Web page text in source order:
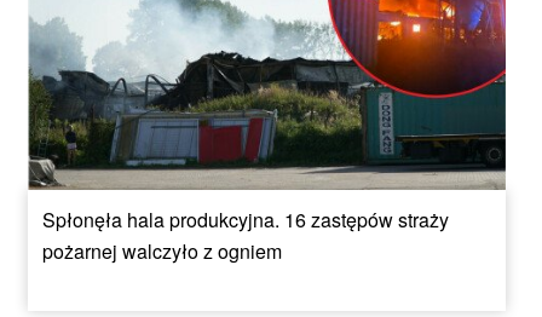
Spłonęła hala produkcyjna. 16 zastępów straży
pożarnej walczyło z ogniem